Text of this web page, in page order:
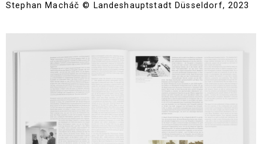
Stephan Macháč © Landeshauptstadt Düsseldorf, 2023